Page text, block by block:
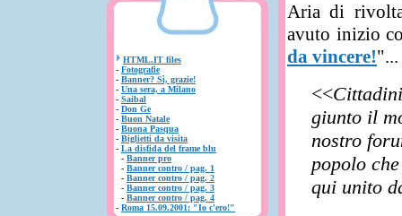
HTML.IT files
- Fotografie
- Banner? Sì, grazie!
- Una sera, a Milano
- Saibal
- Don Ge
- Buon Natale
- Buona Pasqua
- Biglietti da visita
- La disfida del frame blu
- Banner pro
- Banner contro / pag. 1
- Banner contro / pag. 2
- Banner contro / pag. 3
- Banner contro / pag. 4
- Roma 15.09.2001: "Io c'ero!"
Aria di
avuto inizio
da vincere!"...
<<
giunto il
nostro
popolo
qui unito